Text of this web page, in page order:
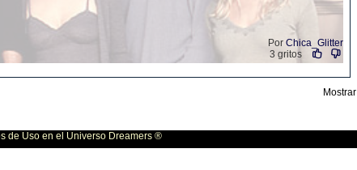
Por Chica_Glitter
3 gritos
de Uso en el Universo Dreamers ®